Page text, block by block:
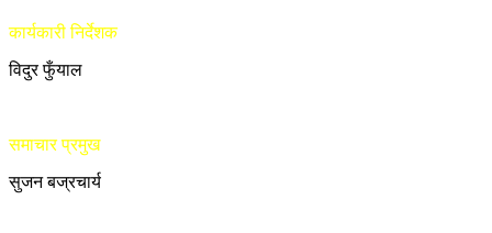
कार्यकारी निर्देशक
विदुर फुँयाल
समाचार प्रमुख
सुजन बज्रचार्य